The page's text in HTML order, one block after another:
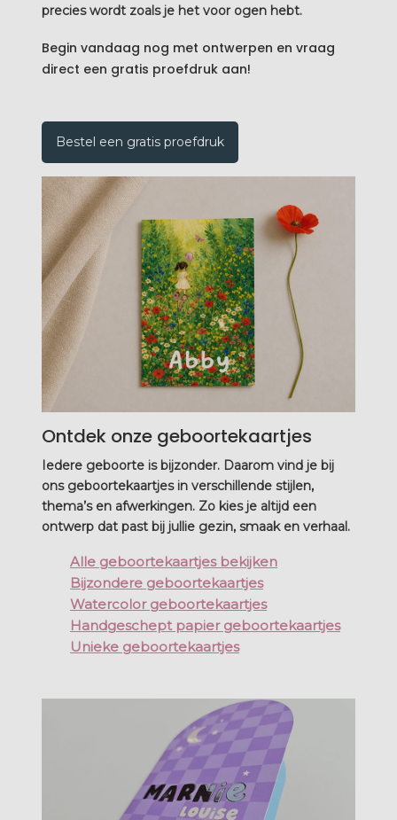
precies wordt zoals je het voor ogen hebt.
Begin vandaag nog met ontwerpen en vraag
direct een gratis proefdruk aan!
Bestel een gratis proefdruk
Ontdek onze geboortekaartjes
Iedere geboorte is bijzonder. Daarom vind je bij
ons geboortekaartjes in verschillende stijlen,
thema’s en afwerkingen. Zo kies je altijd een
ontwerp dat past bij jullie gezin, smaak en verhaal.
Alle geboortekaartjes bekijken
Bijzondere geboortekaartjes
Watercolor geboortekaartjes
Handgeschept papier geboortekaartjes
Unieke geboortekaartjes